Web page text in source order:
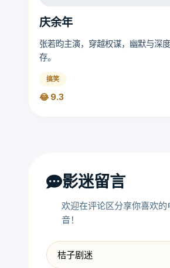
庆余年
张若昀主演，穿越权谋，幽默与深
存。
搞笑
😂 9.3
影迷留言
欢迎在评论区分享你喜欢
音！